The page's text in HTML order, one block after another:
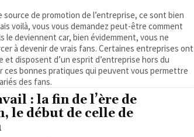
source de promotion de l’entreprise, ce sont bien
voilà, vous vous demandez peut-être comment
le deviennent car, bien évidemment, vous ne
à devenir de vrais fans. Certaines entreprises ont
et disposent d’un esprit d’entreprise hors du
ces bonnes pratiques qui peuvent vous permettre
des fans.
: la fin de l’ère de
le début de celle de